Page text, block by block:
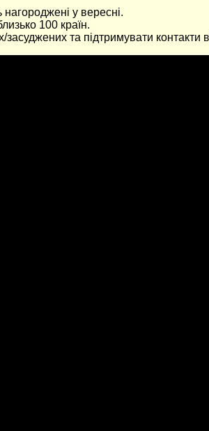
у вересні.
100 країн.
та підтримувати контакти